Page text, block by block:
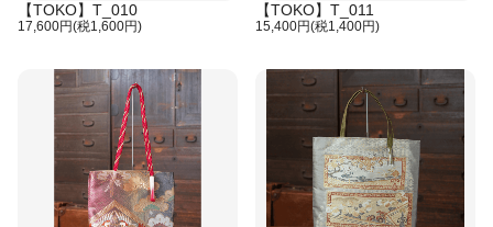
【TOKO】T_010
17,600円(税1,600円)
【TOKO】T_011
15,400円(税1,400円)